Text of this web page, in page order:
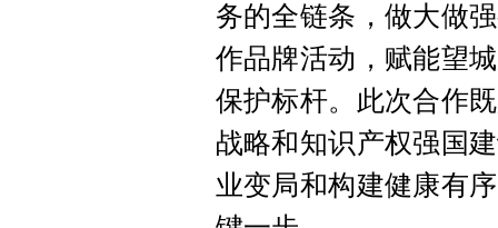
务的全链条，做大做
作品牌活动，赋能望
保护标杆。此次合作
战略和知识产权强国
业变局和构建健康有